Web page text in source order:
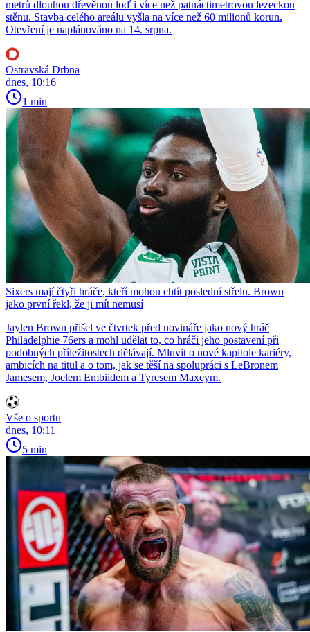
metrů dlouhou dřevěnou loď i více než patnáctimetrovou lezeckou
stěnu. Stavba celého areálu vyšla na více než 60 milionů korun.
Otevření je naplánováno na 14. srpna.
Ostravská Drbna
dnes, 10:16
1 min
Sixers mají čtyři hráče, kteří mohou chtít poslední střelu. Brown
jako první řekl, že ji mít nemusí
Jaylen Brown přišel ve čtvrtek před novináře jako nový hráč
Philadelphie 76ers a mohl udělat to, co hráči jeho postavení při
podobných příležitostech dělávají. Mluvit o nové kapitole kariéry,
ambicích na titul a o tom, jak se těší na spolupráci s LeBronem
Jamesem, Joelem Embiidem a Tyresem Maxeym.
Vše o sportu
dnes, 10:11
5 min